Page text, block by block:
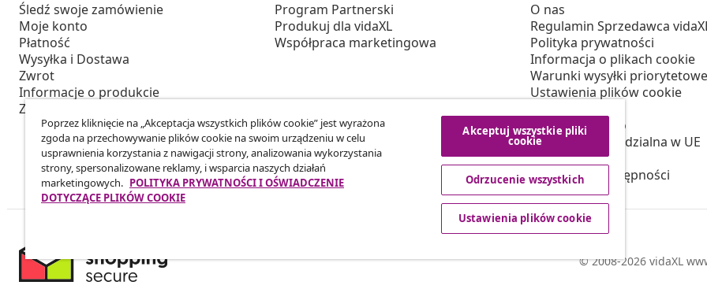
Śledź swoje zamówienie
Moje konto
Płatność
Wysyłka i Dostawa
Zwrot
Informacje o produkcie
Zamówienie
Program Partnerski
Produkuj dla vidaXL
Współpraca marketingowa
O nas
Regulamin Sprzedawca
Polityka prywatności
Informacja o plikach cookie
Warunki wysyłki
Ustawienia plików cookie
Bezpieczeństwo
Osoba odpowiedzialna w UE
Polityką EPR
Deklaracja dostępności
© 2008-2026 vidaXL
Poprzez kliknięcie na „Akceptacja wszystkich plików cookie” jest wyrażona
zgoda na przechowywanie plików cookie na swoim urządzeniu w celu
usprawnienia korzystania z nawigacji strony, analizowania wykorzystania
strony, spersonalizowane reklamy, i wsparcia naszych działań
marketingowych. POLITYKA PRYWATNOŚCI I OŚWIADCZENIE
DOTYCZĄCE PLIKÓW COOKIE
Akceptuj wszystkie pliki
cookie
Odrzucenie wszystkich
Ustawienia plików cookie